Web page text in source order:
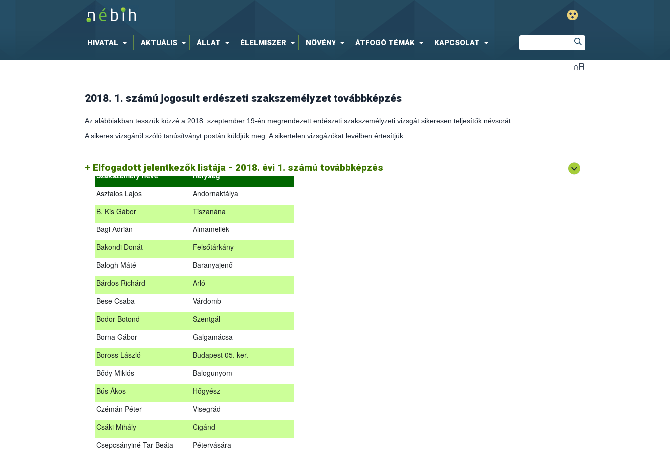
HIVATAL AKTUÁLIS ÁLLAT ÉLELMISZER NÖVÉNY ÁTFOGÓ TÉMÁK KAPCSOLAT
2018. 1. számú jogosult erdészeti szakszemélyzet továbbképzés
Az alábbiakban tesszük közzé a 2018. szeptember 19-én megrendezett erdészeti szakszemélyzeti vizsgát sikeresen teljesítők névsorát.
A sikeres vizsgáról szóló tanúsítványt postán küldjük meg. A sikertelen vizsgázókat levélben értesítjük.
Elfogadott jelentkezők listája - 2018. évi 1. számú továbbképzés
Szakszemély neve
Helység
Asztalos Lajos
Andornaktálya
B. Kis Gábor
Tiszanána
Bagi Adrián
Almamellék
Bakondi Donát
Felsőtárkány
Balogh Máté
Baranyajenő
Bárdos Richárd
Arló
Bese Csaba
Várdomb
Bodor Botond
Szentgál
Borna Gábor
Galgamácsa
Boross László
Budapest 05. ker.
Bődy Miklós
Balogunyom
Bús Ákos
Hőgyész
Czémán Péter
Visegrád
Csáki Mihály
Cigánd
Csepcsányiné Tar Beáta
Pétervására
Az alábbiakban tesszük közzé a 2018. szeptember 19-én megrendezett erdészeti szakszemélyzeti vizsgát sikeresen teljesítők névsorát.
A sikeres vizsgáról szóló tanúsítványt postán küldjük meg. A sikertelen vizsgázókat levélben értesítjük.
Szakszemély neve
Helység
Asztalos Lajos
Andornaktálya
B. Kis Gábor
Tiszanána
Bagi Adrián
Almamellék
Bakondi Donát
Felsőtárkány
Balogh Máté
Baranyajenő
Bárdos Richárd
Arló
Bese Csaba
Várdomb
Bodor Botond
Szentgál
Boross László
Budapest 05. ker.
Bődy Miklós
Balogunyom
Bús Ákos
Hőgyész